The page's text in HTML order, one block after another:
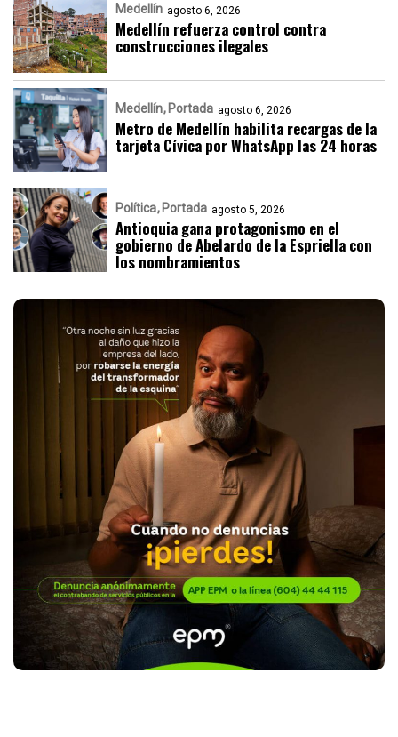
Medellín agosto 6, 2026
Medellín refuerza control contra
construcciones ilegales
Medellín Portada agosto 6, 2026
Metro de Medellín habilita recargas de la
tarjeta Cívica por WhatsApp las 24 horas
Política Portada agosto 5, 2026
Antioquia gana protagonismo en el
gobierno de Abelardo de la Espriella con
los nombramientos